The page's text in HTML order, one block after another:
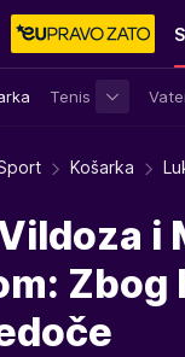
Tenis
Yumama
Košarka
i
Zbog